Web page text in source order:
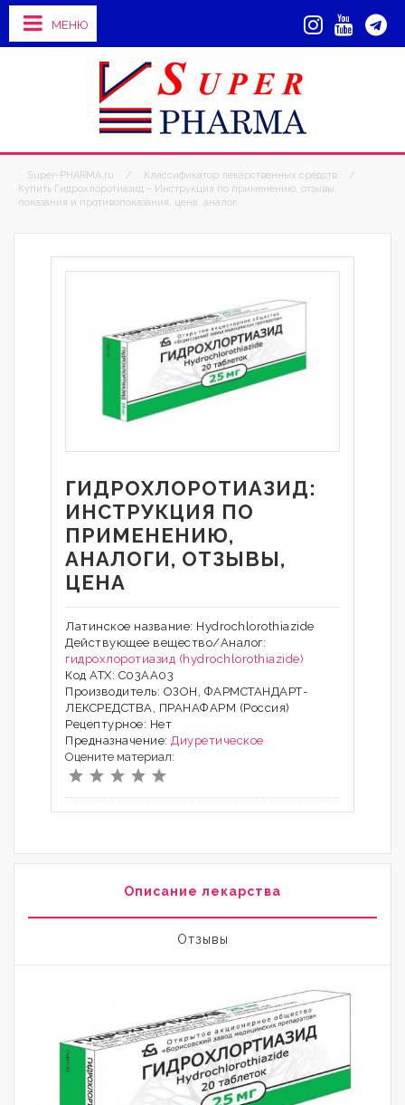
МЕНЮ
Super-PHARMA.ru / Классификатор лекарственных средств
/
Купить Гидрохлоротиазид – Инструкция по применению, отзывы,
показания и противопоказания, цена, аналог
ГИДРОХЛОРОТИАЗИД:
ИНСТРУКЦИЯ ПО
ПРИМЕНЕНИЮ,
АНАЛОГИ, ОТЗЫВЫ,
ЦЕНА
Латинское название: Hydrochlorothiazide
Действующее вещество/Аналог:
гидрохлоротиазид (hydrochlorothiazide)
Код АТХ: C03AA03
Производитель: ОЗОН, ФАРМСТАНДАРТ-
ЛЕКСРЕДСТВА, ПРАНАФАРМ (Россия)
Рецептурное: Нет
Предназначение: Диуретическое
Оцените материал:
Описание лекарства
Отзывы